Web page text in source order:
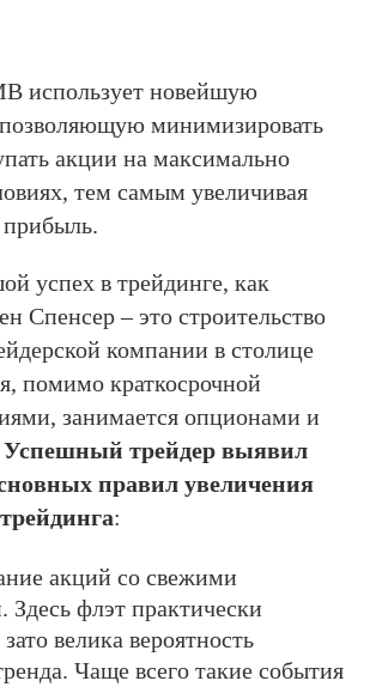
использует новейшую
минимизировать
акции на максимально
тем самым увеличивая
успех в трейдинге, как
Спенсер – это строительство
компании в столице
помимо краткосрочной
занимается опционами и
Успешный трейдер выявил
правил увеличения
:
акций со свежими
Здесь флэт практически
велика вероятность
Чаще всего такие события